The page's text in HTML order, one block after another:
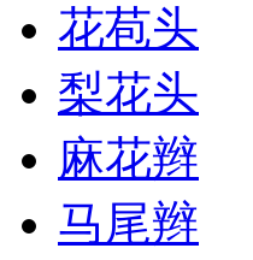
花苞头
梨花头
麻花辫
马尾辫